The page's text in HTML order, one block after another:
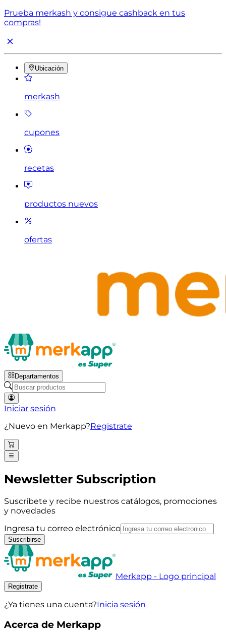
Prueba merkash y consigue cashback en tus
compras!
Ubicación
merkash
cupones
recetas
productos nuevos
ofertas
Departamentos
Iniciar sesión
¿Nuevo en Merkapp?Registrate
Newsletter Subscription
Suscríbete y recibe nuestros catálogos, promociones
y novedades
Ingresa tu correo electrónico
Suscribirse
Merkapp - Logo principal
Registrate
¿Ya tienes una cuenta?Inicia sesión
Acerca de Merkapp